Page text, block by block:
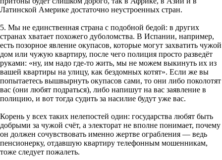
Латинской Америке достаточно неустроенных стран.
5. Мы не единственная страна с подобной бедой: в других
странах хватает похожего дуболомства. В Испании, например,
есть позорное явление окупасов, которые могут захватить чужой
дом или чужую квартиру, после чего полиция просто разведёт
руками: «ну, им надо где-то жить, мы не можем выкинуть их из
вашей квартиры на улицу, как бездомных котят». Если же вы
попытаетесь вышвырнуть окупасов сами, то они либо поколотят
вас (они любят подраться), либо напишут на вас заявление в
полицию, и вот тогда судить за насилие будут уже вас.
Корень у всех таких нелепостей один: государства любят быть
добрыми за чужой счёт, а электорат не вполне понимает, почему
он должен сочувствовать именно жертве ограбления — ведь
пенсионерку, отдавшую квартиру телефонным мошенникам,
тоже следует пожалеть.